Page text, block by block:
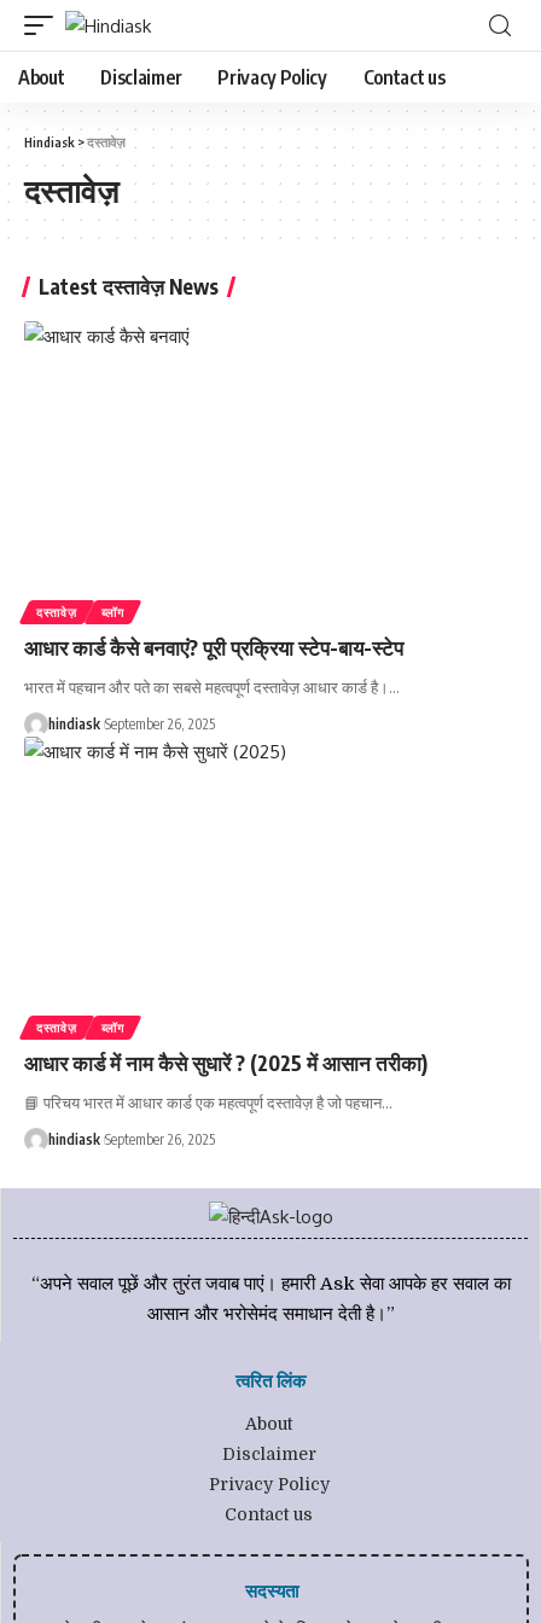
About Disclaimer Privacy Policy Contact us
Hindiask >दस्तावेज़
दस्तावेज़
Latest दस्तावेज़ News
दस्तावेज़ ब्लॉग
आधार कार्ड कैसे बनवाएं? पूरी प्रक्रिया स्टेप-बाय-स्टेप
भारत में पहचान और पते का सबसे महत्वपूर्ण दस्तावेज़ आधार कार्ड है। …
hindiask September 26, 2025
दस्तावेज़ ब्लॉग
आधार कार्ड में नाम कैसे सुधारें ? (2025 में आसान तरीका)
📘 परिचय भारत में आधार कार्ड एक महत्वपूर्ण दस्तावेज़ है जो पहचान…
hindiask September 26, 2025
“अपने सवाल पूछें और तुरंत जवाब पाएं। हमारी Ask सेवा आपके हर सवाल का
आसान और भरोसेमंद समाधान देती है।”
त्वरित लिंक
About
Disclaimer
Privacy Policy
Contact us
सदस्यता